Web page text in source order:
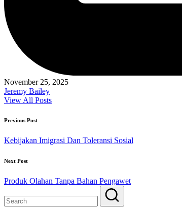
November 25, 2025
Jeremy Bailey
View All Posts
Post
navigation
Previous Post
Kebijakan Imigrasi Dan Toleransi Sosial
Next Post
Produk Olahan Tanpa Bahan Pengawet